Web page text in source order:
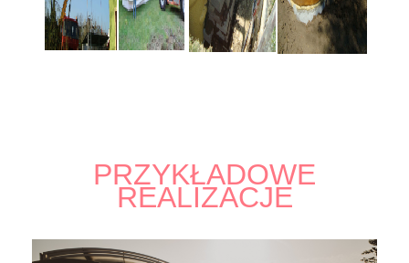
PRZYKŁADOWE
REALIZACJE